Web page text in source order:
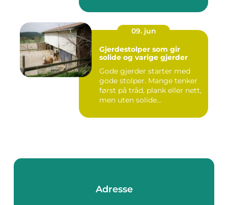
09. jun
Gjerdestolper som gir
solide og varige gjerder
Gode gjerder starter med
gode stolper. Mange tenker
først på tråd, plank eller nett,
men uten solide...
Adresse